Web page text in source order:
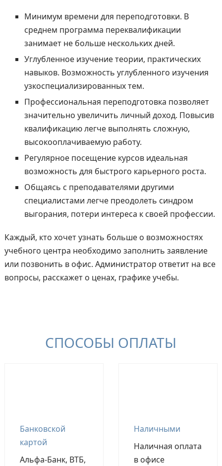
Минимум времени для переподготовки. В
среднем программа переквалификации
занимает не больше нескольких дней.
Углубленное изучение теории, практических
навыков. Возможность углубленного изучения
узкоспециализированных тем.
Профессиональная переподготовка позволяет
значительно увеличить личный доход. Повысив
квалификацию легче выполнять сложную,
высокооплачиваемую работу.
Регулярное посещение курсов идеальная
возможность для быстрого карьерного роста.
Общаясь с преподавателями другими
специалистами легче преодолеть синдром
выгорания, потери интереса к своей профессии.
Каждый, кто хочет узнать больше о возможностях
учебного центра необходимо заполнить заявление
или позвонить в офис. Администратор ответит на все
вопросы, расскажет о ценах, графике учебы.
СПОСОБЫ ОПЛАТЫ
Банковской
картой
Альфа-Банк, ВТБ,
Наличными
Наличная оплата
в офисе